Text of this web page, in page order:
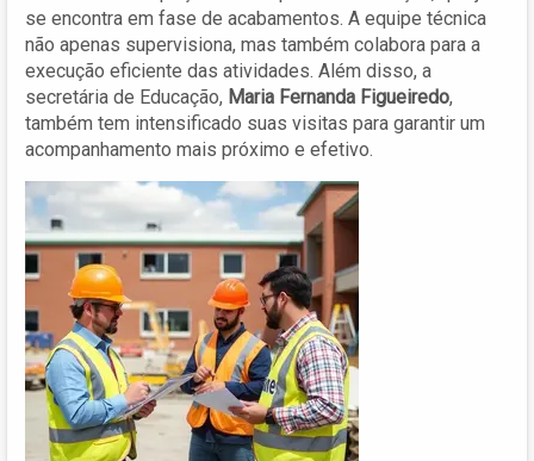
se encontra em fase de acabamentos. A equipe técnica
não apenas supervisiona, mas também colabora para a
execução eficiente das atividades. Além disso, a
secretária de Educação, Maria Fernanda Figueiredo,
também tem intensificado suas visitas para garantir um
acompanhamento mais próximo e efetivo.